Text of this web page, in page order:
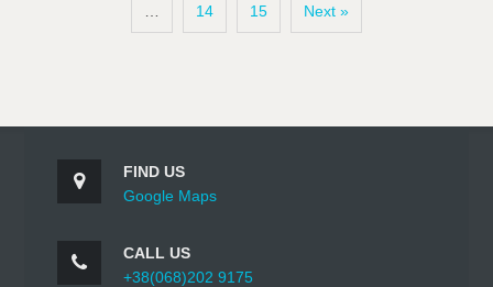
14 15 Next »
FIND US
Google Maps
CALL US
+38(068)202 9175